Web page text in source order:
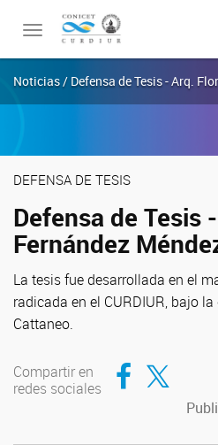
Toggle
Noticias / Defensa de Tesis - Arq.
DEFENSA DE TESIS
Defensa de Tesis
Fernández
La tesis fue desarrollada en el
radicada en el CURDIUR, bajo
Cattaneo.
Compartir en
redes sociales
Compartir en Facebook
Compartir en Twitter